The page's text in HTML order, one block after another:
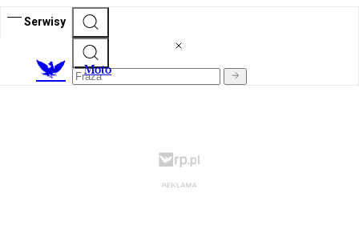
Serwisy
Moto